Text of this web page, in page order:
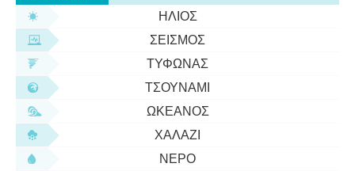
ΉΛΙΟΣ
ΣΕΙΣΜΌΣ
ΤΥΦΏΝΑΣ
ΤΣΟΥΝΆΜΙ
ΩΚΕΑΝΌΣ
ΧΑΛΆΖΙ
ΝΕΡΌ